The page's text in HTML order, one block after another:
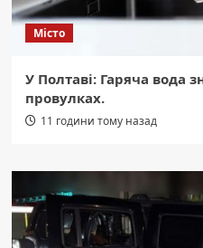
Місто
У Полтаві: Гаряча вода
провулках.
11 години тому назад